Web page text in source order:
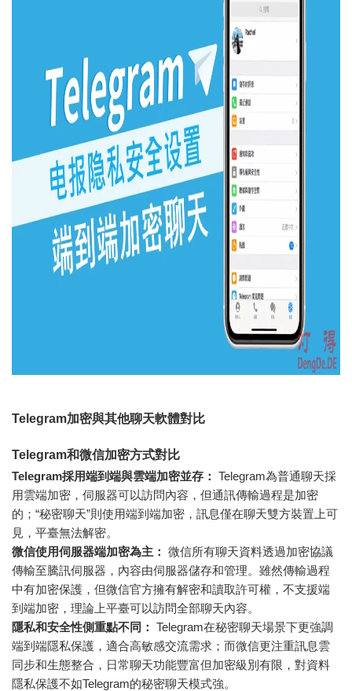
Telegram加密與其他聊天軟體對比
Telegram和微信加密方式對比
Telegram採用端到端與雲端加密並存： Telegram為普通聊天採
用雲端加密，伺服器可以訪問內容，但通訊傳輸過程是加密
的；“秘密聊天”則使用端到端加密，訊息僅在聊天雙方裝置上可
見，平臺無法解密。
微信使用伺服器端加密為主： 微信所有聊天資料透過加密協議
傳輸至騰訊伺服器，內容由伺服器儲存和管理。雖然傳輸過程
中有加密保護，但微信官方擁有解密和讀取許可權，不支援端
到端加密，理論上平臺可以訪問全部聊天內容。
隱私和安全性側重點不同： Telegram在秘密聊天場景下更強調
端到端隱私保護，適合高敏感交流需求；而微信更注重訊息雲
同步和生態整合，日常聊天功能豐富但加密級別有限，對資料
隱私保護不如Telegram的秘密聊天模式強。